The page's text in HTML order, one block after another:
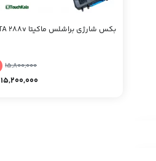
بکس شارژی براشلس ماکیتا MAKITA 288v
15,800,000
15,200,000